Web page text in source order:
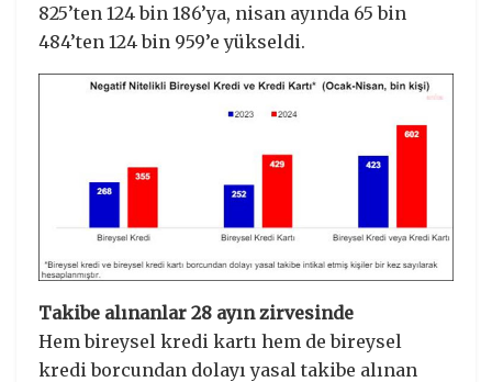
825’ten 124 bin 186’ya, nisan ayında 65 bin
484’ten 124 bin 959’e yükseldi.
Takibe alınanlar 28 ayın zirvesinde
Hem bireysel kredi kartı hem de bireysel
kredi borcundan dolayı yasal takibe alınan